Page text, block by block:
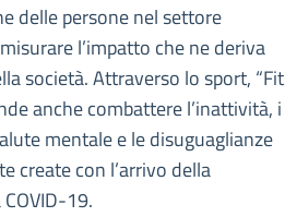
delle persone nel settore
l’impatto che ne deriva
società. Attraverso lo sport, “Fit
anche combattere l’inattività, i
mentale e le disuguaglianze
create con l’arrivo della
19.